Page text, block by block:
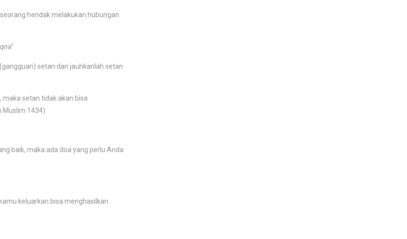
hendak melakukan hubungan
"
setan dan jauhkanlah setan
setan tidak akan bisa
Muslim 1434)
baik, maka ada doa yang perlu Anda
keluarkan bisa menghasilkan